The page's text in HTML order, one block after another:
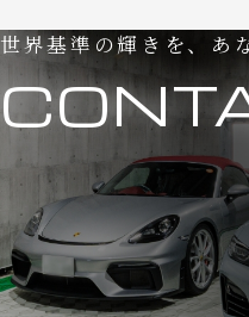
世界基準の輝きを、あ